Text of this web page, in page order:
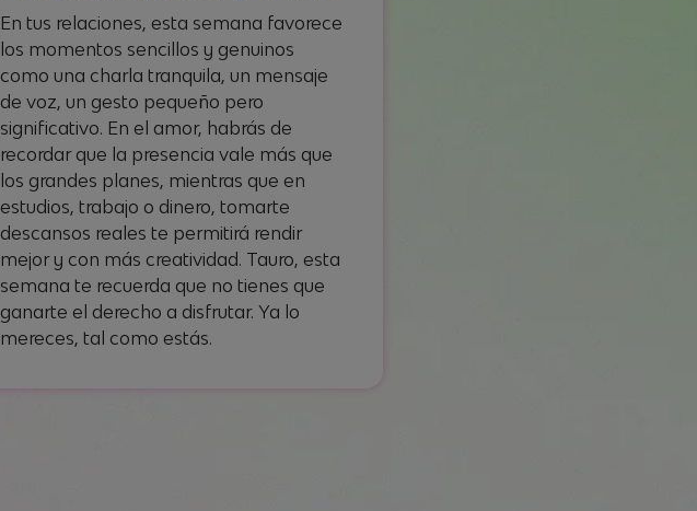
En tus relaciones, esta semana favorece
los momentos sencillos y genuinos
como una charla tranquila, un mensaje
de voz, un gesto pequeño pero
significativo. En el amor, habrás de
recordar que la presencia vale más que
los grandes planes, mientras que en
estudios, trabajo o dinero, tomarte
descansos reales te permitirá rendir
mejor y con más creatividad. Tauro, esta
semana te recuerda que no tienes que
ganarte el derecho a disfrutar. Ya lo
mereces, tal como estás.